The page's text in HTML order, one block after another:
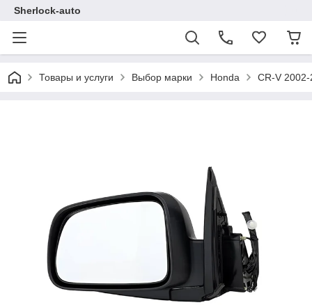
Sherlock-auto
Товары и услуги Выбор марки Honda CR-V